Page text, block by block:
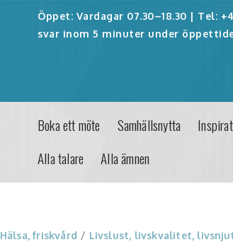
Öppet: Vardagar 07.30–18.30 | Tel:
svar inom 5 minuter under
Boka ett möte Samhällsnytta
Alla talare
Alla ämnen
Hälsa, friskvård / Livslust, livskvalitet,